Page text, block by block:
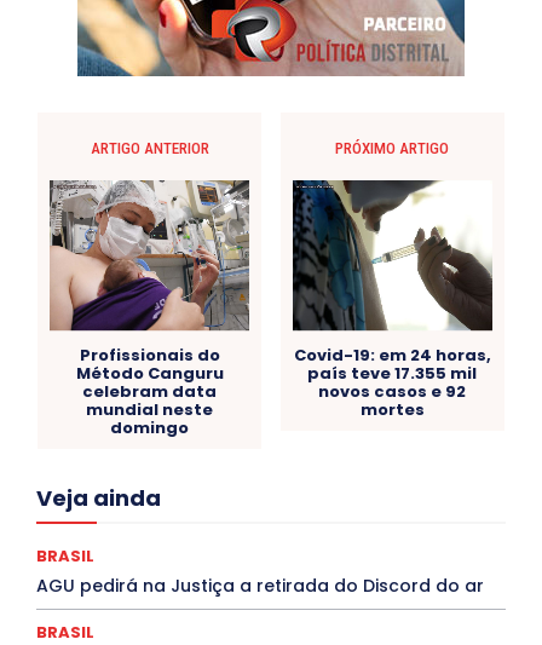
ARTIGO ANTERIOR
Profissionais do
Método Canguru
celebram data
mundial neste
domingo
PRÓXIMO ARTIGO
Covid-19: em 24 horas,
país teve 17.355 mil
novos casos e 92
mortes
Veja ainda
Acre
Congressuanas & Esplanadumas
Covid-19
Cultura e Tal
DANÇA Dengue
Denuncia
DESTAQUE BRASIL
DESTAQUE DF
DESTAQUE SAÚDE
BRASIL
AGU pedirá na Justiça a retirada do Discord do ar
BRASIL